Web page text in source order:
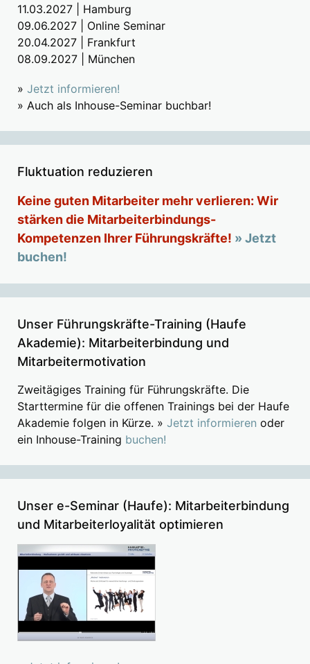
11.03.2027 | Hamburg
09.06.2027 | Online Seminar
20.04.2027 | Frankfurt
08.09.2027 | München
» Jetzt informieren!
» Auch als Inhouse-Seminar buchbar!
Fluktuation reduzieren
Keine guten Mitarbeiter mehr verlieren: Wir
stärken die Mitarbeiterbindungs-
Kompetenzen Ihrer Führungskräfte! » Jetzt
buchen!
Unser Führungskräfte-Training (Haufe
Akademie): Mitarbeiterbindung und
Mitarbeitermotivation
Zweitägiges Training für Führungskräfte. Die
Starttermine für die offenen Trainings bei der Haufe
Akademie folgen in Kürze. » Jetzt informieren oder
ein Inhouse-Training buchen!
Unser e-Seminar (Haufe): Mitarbeiterbindung
und Mitarbeiterloyalität optimieren